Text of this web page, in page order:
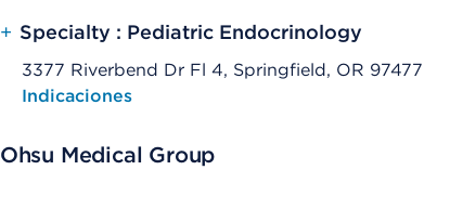
+ Specialty : Pediatric Endocrinology
3377 Riverbend Dr Fl 4, Springfield, OR 97477
Opens native map application on mobile devices
Indicaciones
Ohsu Medical Group